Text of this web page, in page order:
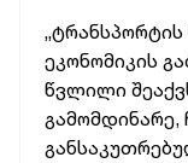
„ტრანსპორტის
ეკონომიკის
წვლილი
გამომდინარე,